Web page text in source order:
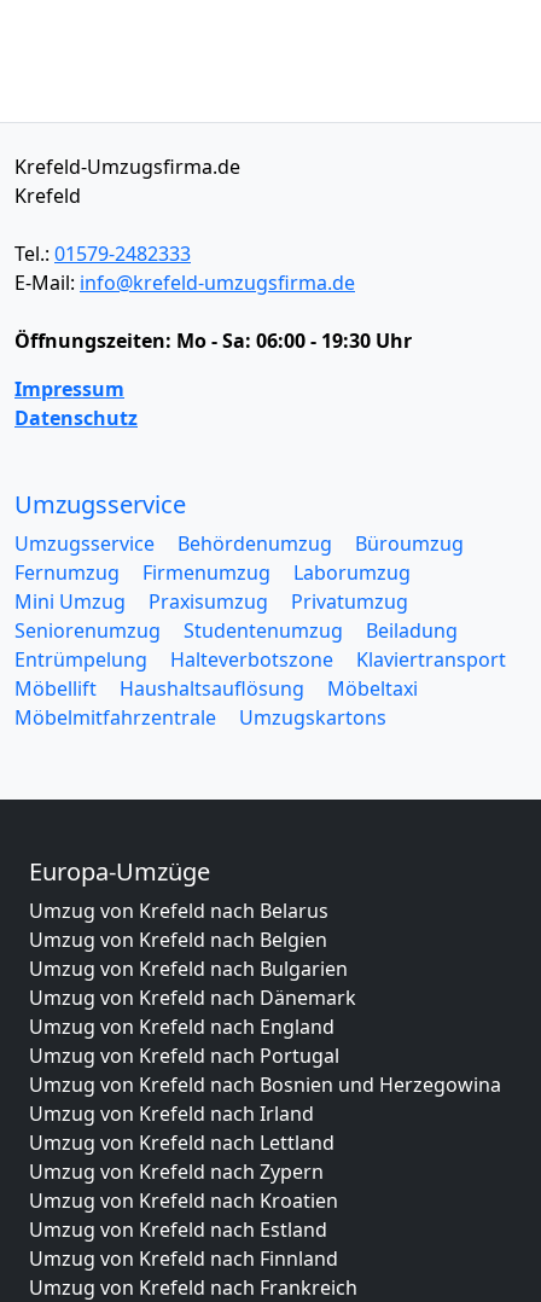
Krefeld-Umzugsfirma.de
Krefeld
Tel.: 01579-2482333
E-Mail: info@krefeld-umzugsfirma.de
Öffnungszeiten: Mo - Sa: 06:00 - 19:30 Uhr
Impressum
Datenschutz
Umzugsservice
Umzugsservice Behördenumzug
Büroumzug
Fernumzug
Firmenumzug
Laborumzug
Mini Umzug
Praxisumzug
Privatumzug
Seniorenumzug
Studentenumzug
Beiladung
Entrümpelung
Halteverbotszone
Klaviertransport
Möbellift
Haushaltsauflösung
Möbeltaxi
Möbelmitfahrzentrale
Umzugskartons
Europa-Umzüge
Umzug von Krefeld nach Belarus
Umzug von Krefeld nach Belgien
Umzug von Krefeld nach Bulgarien
Umzug von Krefeld nach Dänemark
Umzug von Krefeld nach England
Umzug von Krefeld nach Portugal
Umzug von Krefeld nach Bosnien und Herzegowina
Umzug von Krefeld nach Irland
Umzug von Krefeld nach Lettland
Umzug von Krefeld nach Zypern
Umzug von Krefeld nach Kroatien
Umzug von Krefeld nach Estland
Umzug von Krefeld nach Finnland
Umzug von Krefeld nach Frankreich